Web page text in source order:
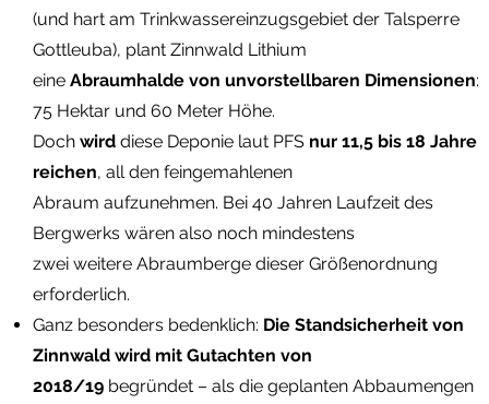
(und hart am Trinkwassereinzugsgebiet der Talsperre
Gottleuba), plant Zinnwald Lithium
eine Abraumhalde von unvorstellbaren Dimensionen:
75 Hektar und 60 Meter Höhe.
Doch wird diese Deponie laut PFS nur 11,5 bis 18 Jahre
reichen, all den feingemahlenen
Abraum aufzunehmen. Bei 40 Jahren Laufzeit des
Bergwerks wären also noch mindestens
zwei weitere Abraumberge dieser Größenordnung
erforderlich.
Ganz besonders bedenklich: Die Standsicherheit von
Zinnwald wird mit Gutachten von
2018/19 begründet – als die geplanten Abbaumengen